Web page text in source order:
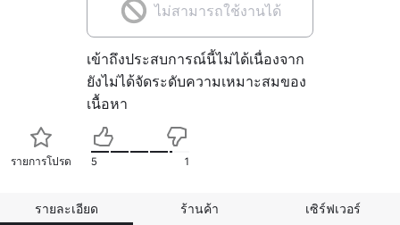
ไม่สามารถใช้งานได้
เข้าถึงประสบการณ์นี้ไม่ได้เนื่องจาก
ยังไม่ได้จัดระดับความเหมาะสมของ
เนื้อหา
รายการโปรด 5 1
รายละเอียด ร้านค้า เซิร์ฟเวอร์